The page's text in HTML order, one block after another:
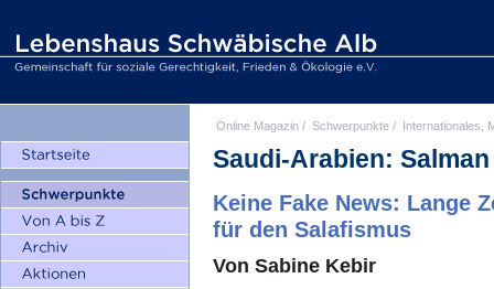
Online Magazin / Schwerpunkte / Internationales,
Saudi-Arabien:
Keine Fake News: Lange
für den Salafismus
Von Sabine Kebir